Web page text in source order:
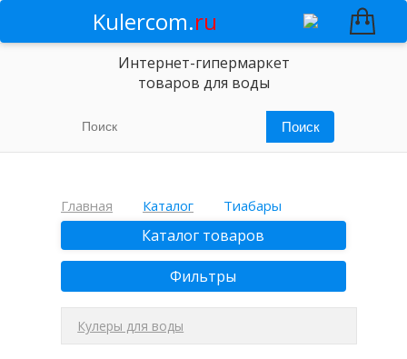
Kulercom.ru
Интернет-гипермаркет
товаров для воды
Главная Каталог Тиабары
Каталог товаров
Фильтры
Кулеры для воды